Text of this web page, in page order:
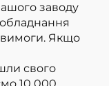
заводу
вимоги. Якщо
свого